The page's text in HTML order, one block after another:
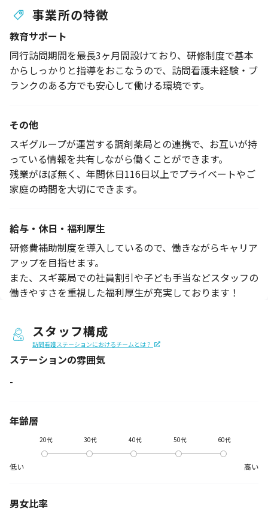
事業所の特徴
教育サポート
同行訪問期間を最長3ヶ月間設けており、研修制度で基本
からしっかりと指導をおこなうので、訪問看護未経験・ブ
ランクのある方でも安心して働ける環境です。
その他
スギグループが運営する調剤薬局との連携で、お互いが持
っている情報を共有しながら働くことができます。
残業がほぼ無く、年間休日116日以上でプライベートやご
家庭の時間を大切にできます。
給与・休日・福利厚生
研修費補助制度を導入しているので、働きながらキャリア
アップを目指せます。
また、スギ薬局での社員割引や子ども手当などスタッフの
働きやすさを重視した福利厚生が充実しております！
スタッフ構成
訪問看護ステーションにおけるチームとは？
ステーションの雰囲気
-
年齢層
低い
20代 30代 40代 50代 60代
高い
男女比率